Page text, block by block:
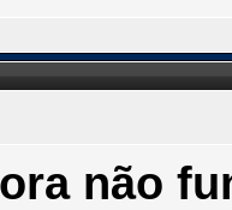
não